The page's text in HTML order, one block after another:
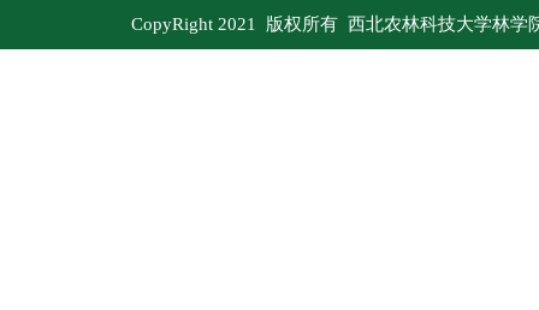
CopyRight 2021 版权所有 西北农林科技大学林